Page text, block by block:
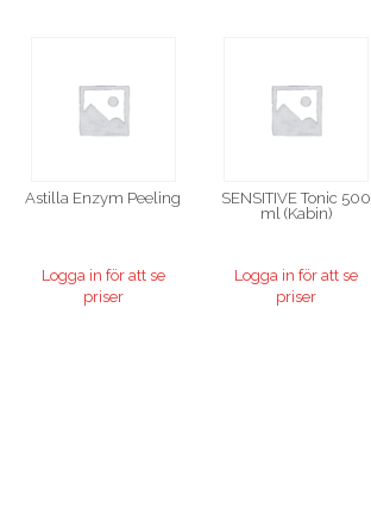
Astilla Enzym Peeling
Logga in för att se
priser
SENSITIVE Tonic 500
ml (Kabin)
Logga in för att se
priser